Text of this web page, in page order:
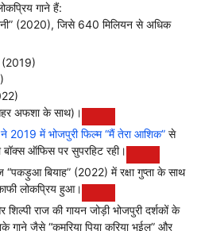
गाने हैं:
(2020), जिसे 640 मिलियन से अधिक
(2019)
अफशा के साथ)।
ने 2019 में भोजपुरी फिल्म “मैं तेरा आशिक” से
ऑफिस पर सुपरहिट रही।
“पकड़ुआ बियाह” (2022) में रक्षा गुप्ता के साथ
लोकप्रिय हुआ।
शिल्पी राज की गायन जोड़ी भोजपुरी दर्शकों के
गाने जैसे “कमरिया पिया करिया भईल” और